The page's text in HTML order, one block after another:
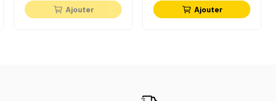
Ajouter Ajouter